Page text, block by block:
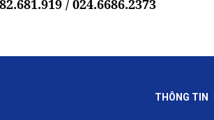
/ 024.6686.2373
THÔNG TIN